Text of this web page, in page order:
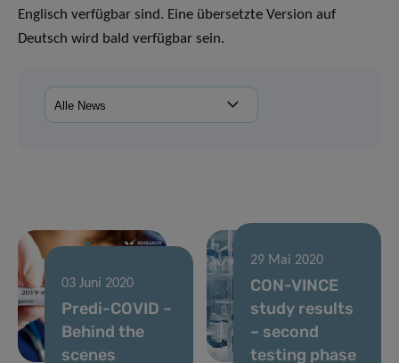
Englisch verfügbar sind. Eine übersetzte Version auf
Deutsch wird bald verfügbar sein.
03 Juni 2020
Predi-COVID –
Behind the
scenes
29 Mai 2020
CON-VINCE
study results
– second
testing phase